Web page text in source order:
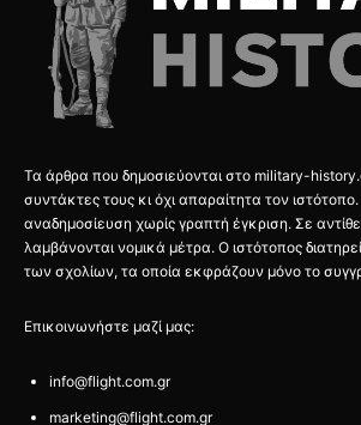
Τα άρθρα που δημοσιεύονται στο military-
συντάκτες τους κι όχι απαραίτητα τον
αναδημοσίευση χωρίς γραπτή έγκριση. Σε
λαμβάνονται νομικά μέτρα. Ο ιστότοπος
των σχολίων, τα οποία εκφράζουν μόνο το
Επικοινωνήστε μαζί μας:
info@flight.com.gr
marketing@flight.com.gr